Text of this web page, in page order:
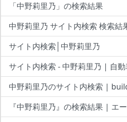
「中野莉里乃」の検索結果
中野莉里乃 サイト内検索 検索結
サイト内検索│中野莉里乃
サイト内検索 - 中野莉里乃 | 自
中野莉里乃のサイト内検索 |
『中野莉里乃』の検索結果 | エ